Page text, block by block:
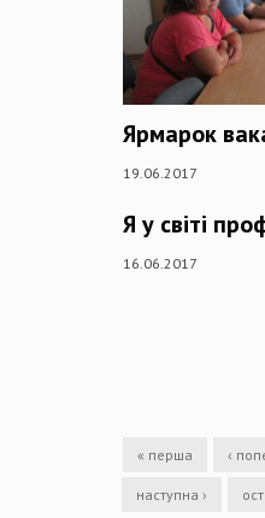
Ярмарок
19.06.2017
Я у світі
16.06.2017
« перша ‹
наступна ›